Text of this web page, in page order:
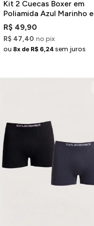
Kit 2 Cuecas Boxer em
Poliamida Azul Marinho e
Cinza
R$ 49,90
R$ 47,40 no pix
ou 8x de R$ 6,24 sem juros